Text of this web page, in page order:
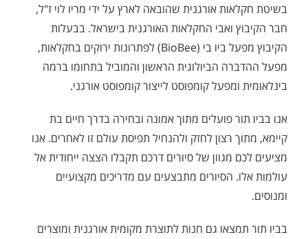
בשיטת חקלאות אורגנית שהובאה לארץ על ידי מריו לוי ז"ל,
חבר הקיבוץ ואבי החקלאות האורגנית בישראל. בבעלות
הקיבוץ מפעל ביו בי (BioBee) לפתרונות ירוקים בחקלאות,
מפעל ההדברה הביולוגית הראשון והמוביל בתחומו ברמה
בינלאומית ומפעל קומפוסט לייצור קומפוסט אורגני.
אנו בביו תור פועלים מתוך אמונה ובחירה בדרך חיים בת
קיימא, מתוך רצון לחזק ולהנחיל תפיסת עולם זו לאחרים. אנו
מציעים לכם מגוון של סיורים דרכם תקבלו הצצה ייחודית אל
עולמות אלו. הסיורים מתבצעים עם מדריכים מקצועיים
ומנוסים.
בביו תור תמצאו גם חנות לתוצרת מקומית אורגנית ומוצרים